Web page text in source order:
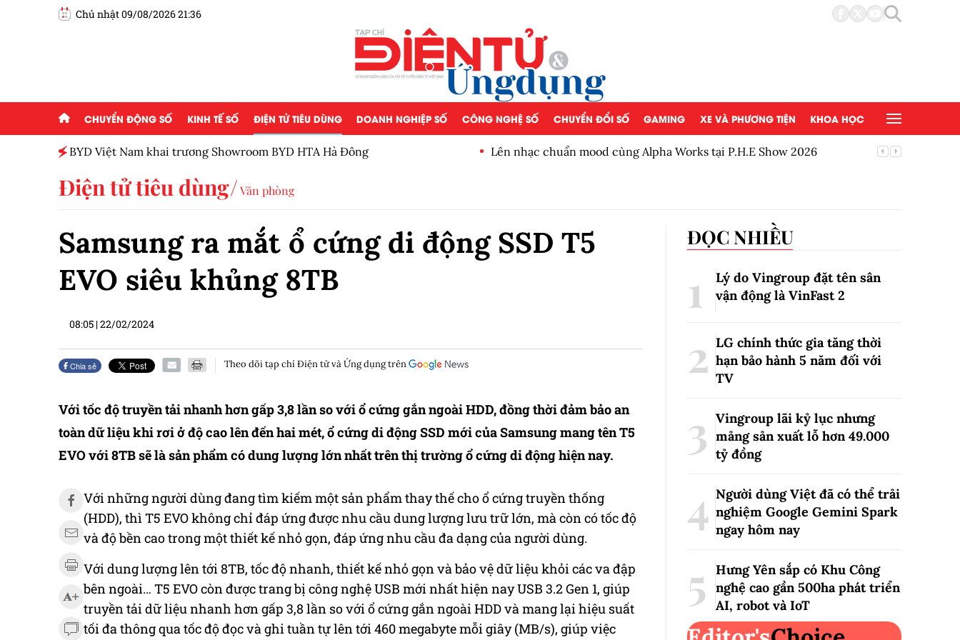
Chủ nhật 09/08/2026 21:36
CHUYỂN ĐỘNG SỐ KINH TẾ SỐ ĐIỆN TỬ TIÊU DÙNG DOANH NGHIỆP SỐ CÔNG NGHỆ SỐ CHUYỂN ĐỔI SỐ GAMING XE VÀ PHƯƠNG TIỆN KHOA HỌC
BYD Việt Nam khai trương Showroom BYD HTA Hà Đông Lên nhạc chuẩn mood cùng Alpha Works tại P.H.E Show 2026
Điện tử tiêu dùng Văn phòng
Samsung ra mắt ổ cứng di động SSD T5
EVO siêu khủng 8TB
08:05 |22/02/2024
Chia sẻ Theo dõi tạp chí Điện tử và Ứng dụng trên
Với tốc độ truyền tải nhanh hơn gấp 3,8 lần so với ổ cứng gắn ngoài HDD, đồng thời đảm bảo an
toàn dữ liệu khi rơi ở độ cao lên đến hai mét, ổ cứng di động SSD mới của Samsung mang tên T5
EVO với 8TB sẽ là sản phẩm có dung lượng lớn nhất trên thị trường ổ cứng di động hiện nay.
Với những người dùng đang tìm kiếm một sản phẩm thay thế cho ổ cứng truyền thống
(HDD), thì T5 EVO không chỉ đáp ứng được nhu cầu dung lượng lưu trữ lớn, mà còn có tốc độ
và độ bền cao trong một thiết kế nhỏ gọn, đáp ứng nhu cầu đa dạng của người dùng.
Với dung lượng lên tới 8TB, tốc độ nhanh, thiết kế nhỏ gọn và bảo vệ dữ liệu khỏi các va đập
bên ngoài… T5 EVO còn được trang bị công nghệ USB mới nhất hiện nay USB 3.2 Gen 1, giúp
truyền tải dữ liệu nhanh hơn gấp 3,8 lần so với ổ cứng gắn ngoài HDD và mang lại hiệu suất
tối đa thông qua tốc độ đọc và ghi tuần tự lên tới 460 megabyte mỗi giây (MB/s), giúp việc
ĐỌC NHIỀU
Lý do Vingroup đặt tên sân
vận động là VinFast2
LG chính thức gia tăng thời
hạn bảo hành 5 năm đối với
TV
Vingroup lãi kỷ lục nhưng
mảng sản xuất lỗ hơn 49.000
tỷ đồng
Người dùng Việt đã có thể trải
nghiệm Google Gemini Spark
ngay hôm nay
Hưng Yên sắp có Khu Công
nghệ cao gần 500ha phát triển
AI, robot và IoT